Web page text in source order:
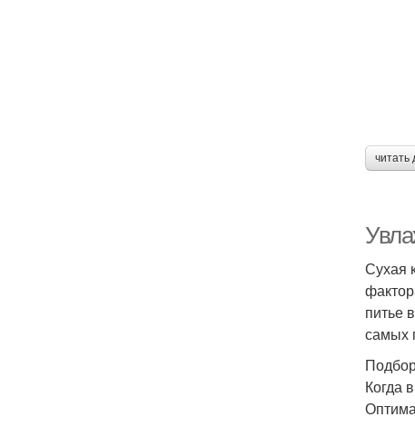
Сухая
питье
самых
Когда